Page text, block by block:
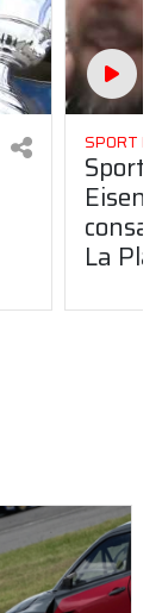
SPORT
Sport
La